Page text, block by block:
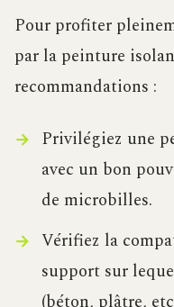
Pour profiter
par la peinture
recommandations :
Privilégiez une
avec un bon
de microbilles.
Vérifiez la
support sur